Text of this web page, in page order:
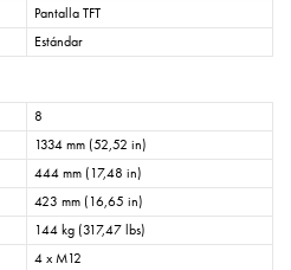
Pantalla TFT
Estándar
8
1334 mm (52,52 in)
444 mm (17,48 in)
423 mm (16,65 in)
144 kg (317,47 lbs)
4 x M12